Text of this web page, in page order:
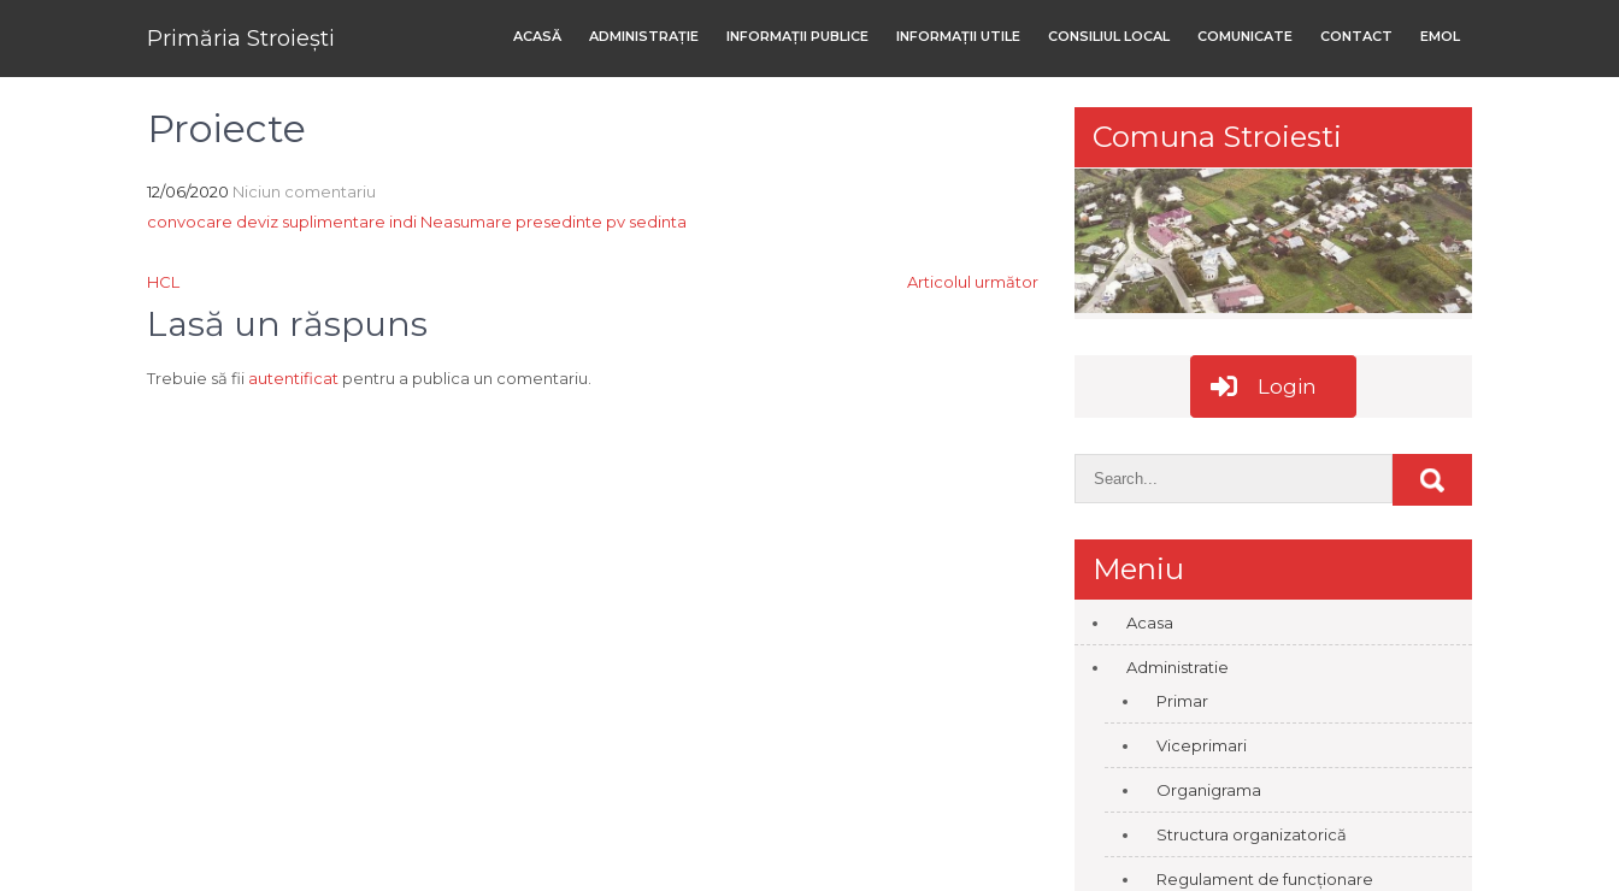
Primăria Stroiești ACASĂ ADMINISTRAȚIE INFORMAȚII PUBLICE INFORMAȚII UTILE CONSILIUL LOCAL COMUNICATE CONTACT EMOL
Proiecte
12/06/2020 Niciun comentariu
convocare deviz suplimentare indi Neasumare presedinte pv sedinta
Navigare
în
HCL Articolul următor
Lasă un răspuns
Trebuie să fii autentificat pentru a publica un comentariu.
Comuna Stroiesti
Login
Meniu
Acasa
Administratie
Primar
Viceprimari
Organigrama
Structura organizatorică
Regulament de funcționare